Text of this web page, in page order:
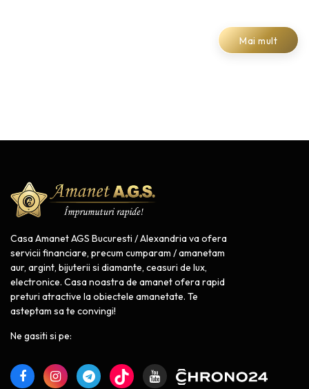
Mai mult
Casa Amanet AGS Bucuresti / Alexandria va ofera
servicii financiare, precum cumparam / amanetam
aur, argint, bijuterii si diamante, ceasuri de lux,
electronice. Casa noastra de amanet ofera rapid
preturi atractive la obiectele amanetate. Te
asteptam sa te convingi!
Ne gasiti si pe: